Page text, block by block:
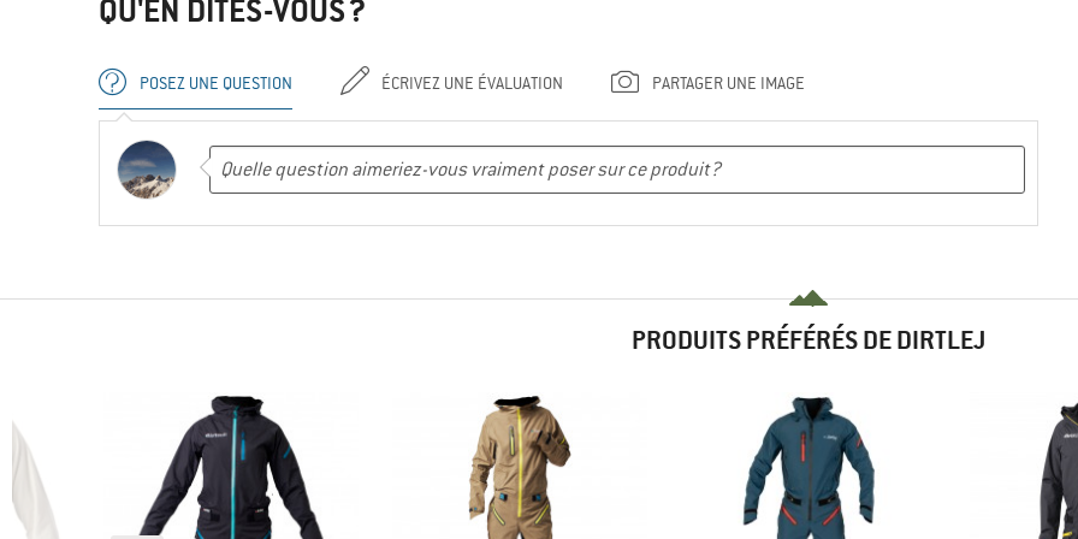
QU'EN DITES-VOUS ?
POSEZ UNE QUESTION ÉCRIVEZ UNE ÉVALUATION PARTAGER UNE IMAGE
PRODUITS PRÉFÉRÉS DE DIRTLEJ